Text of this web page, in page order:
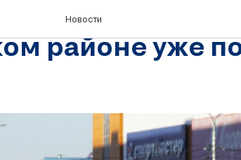
Новости
«Серпантин» в
районе уже